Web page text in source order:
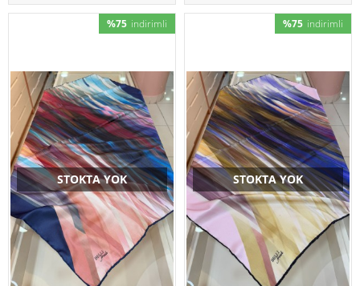
%75 indirimli
STOKTA YOK
%75 indirimli
STOKTA YOK